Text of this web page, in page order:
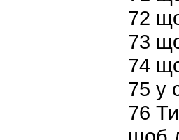
72
73
74
75 у
76